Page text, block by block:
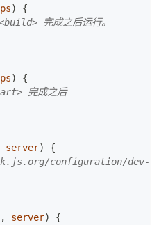
)
{
完成之后运行。
)
{
完成之后
server)
{
configuration/dev-
, server)
{